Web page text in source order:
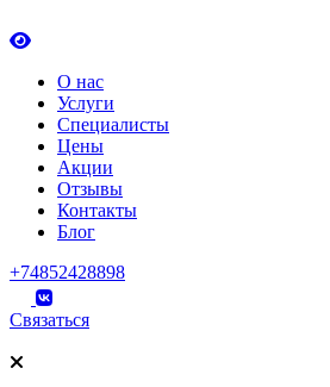
О нас
Услуги
Специалисты
Цены
Акции
Отзывы
Контакты
Блог
+74852428898
Связаться